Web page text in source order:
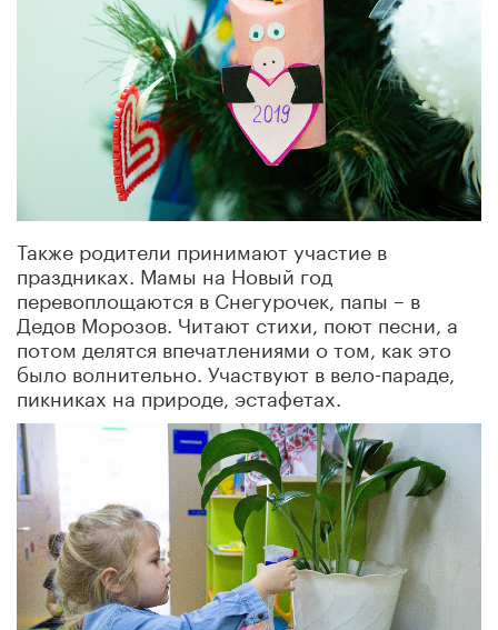
Также родители принимают участие в
праздниках. Мамы на Новый год
перевоплощаются в Снегурочек, папы – в
Дедов Морозов. Читают стихи, поют песни, а
потом делятся впечатлениями о том, как это
было волнительно. Участвуют в вело-параде,
пикниках на природе, эстафетах.